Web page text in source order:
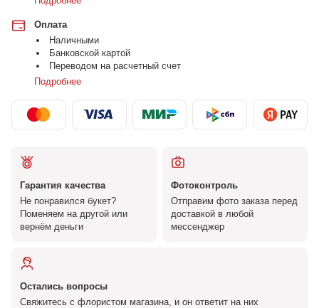
Оплата
Наличными
Банковской картой
Переводом на расчетный счет
Подробнее
Гарантия качества
Не понравился букет?
Поменяем на другой или
вернём деньги
Фотоконтроль
Отправим фото заказа перед
доставкой в любой
мессенджер
Остались вопросы
Свяжитесь с флористом магазина, и он ответит на них